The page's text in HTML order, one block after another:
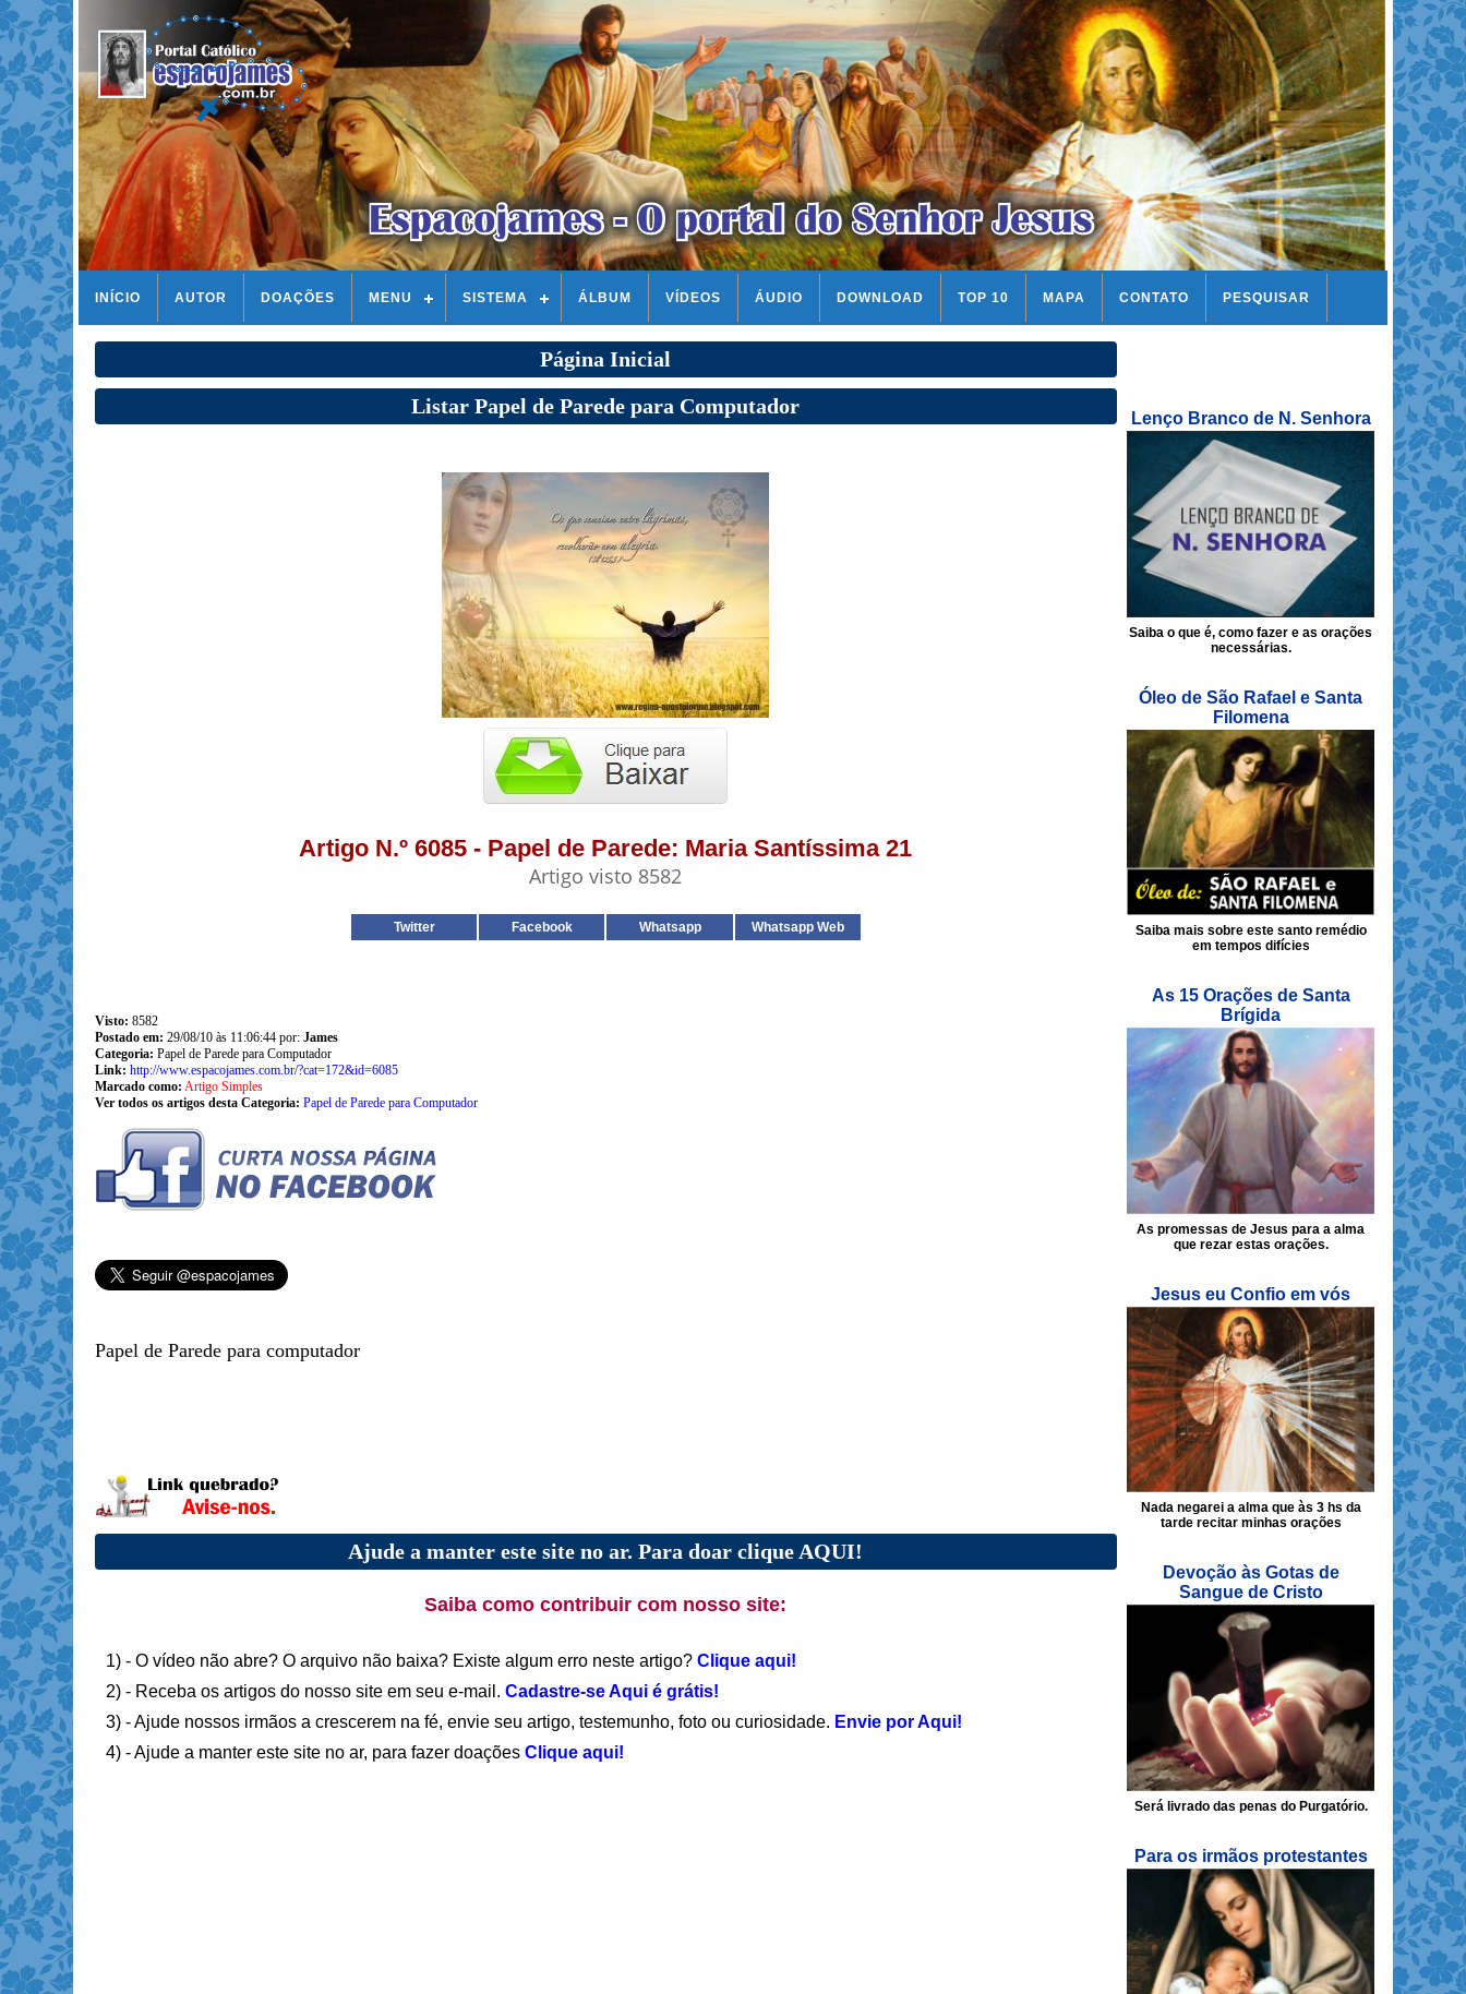
INÍCIO AUTOR DOAÇÕES MENU SISTEMA ÁLBUM VÍDEOS ÁUDIO DOWNLOAD TOP 10 MAPA CONTATO PESQUISAR
Página Inicial
Listar Papel de Parede para Computador
Artigo N.º 6085 - Papel de Parede: Maria Santíssima 21
Artigo visto 8582
Twitter Facebook Whatsapp Whatsapp Web
Visto: 8582
Postado em: 29/08/10 às 11:06:44 por: James
Categoria: Papel de Parede para Computador
Link: http://www.espacojames.com.br/?cat=172&id=6085
Marcado como: Artigo Simples
Ver todos os artigos desta Categoria: Papel de Parede para Computador
Papel de Parede para computador
Ajude a manter este site no ar. Para doar clique AQUI!
Saiba como contribuir com nosso site:
1) - O vídeo não abre? O arquivo não baixa? Existe algum erro neste artigo? Clique aqui!
2) - Receba os artigos do nosso site em seu e-mail. Cadastre-se Aqui é grátis!
3) - Ajude nossos irmãos a crescerem na fé, envie seu artigo, testemunho, foto ou curiosidade. Envie por Aqui!
4) - Ajude a manter este site no ar, para fazer doações Clique aqui!
Lenço Branco de N. Senhora
Saiba o que é, como fazer e as orações
necessárias.
Óleo de São Rafael e Santa
Filomena
Saiba mais sobre este santo remédio
em tempos difícies
As 15 Orações de Santa
Brígida
As promessas de Jesus para a alma
que rezar estas orações.
Jesus eu Confio em vós
Nada negarei a alma que às 3 hs da
tarde recitar minhas orações
Devoção às Gotas de
Sangue de Cristo
Será livrado das penas do Purgatório.
Para os irmãos protestantes